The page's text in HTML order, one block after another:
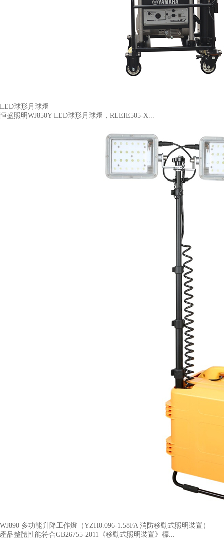
LED球形月球燈
恒盛照明WJ850Y LED球形月球燈，RLEIE505-X...
WJ890 多功能升降工作燈（YZH0.096-1.58FA 消防移動式照明裝置​）
產品整體性能符合GB26755-2011《移動式照明裝置》標...